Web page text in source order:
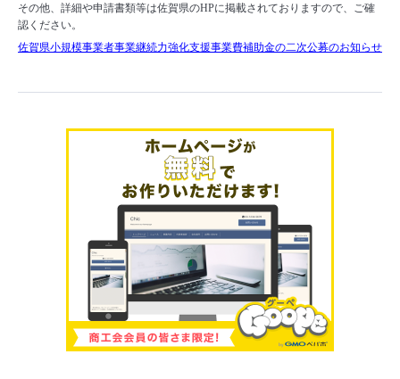
その他、詳細や申請書類等は佐賀県のHPに掲載されておりますので、ご確
認ください。
佐賀県小規模事業者事業継続力強化支援事業費補助金の二次公募のお知らせ